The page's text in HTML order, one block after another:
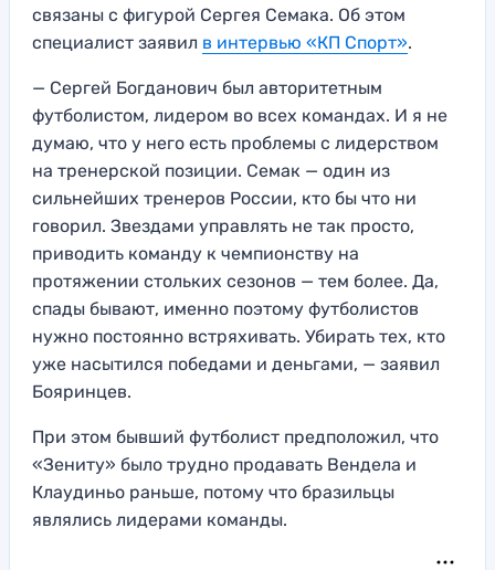
связаны с фигурой Сергея Семака. Об этом
специалист заявил в интервью «КП Спорт».
— Сергей Богданович был авторитетным
футболистом, лидером во всех командах. И я не
думаю, что у него есть проблемы с лидерством
на тренерской позиции. Семак — один из
сильнейших тренеров России, кто бы что ни
говорил. Звездами управлять не так просто,
приводить команду к чемпионству на
протяжении стольких сезонов — тем более. Да,
спады бывают, именно поэтому футболистов
нужно постоянно встряхивать. Убирать тех, кто
уже насытился победами и деньгами, — заявил
Бояринцев.
При этом бывший футболист предположил, что
«Зениту» было трудно продавать Вендела и
Клаудиньо раньше, потому что бразильцы
являлись лидерами команды.